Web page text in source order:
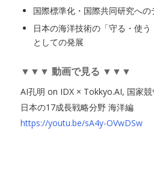
国際標準化・国際共同研究への
日本の海洋技術の「守る・使
としての発展
▼▼▼ 動画で見る ▼▼▼
AI孔明 on IDX × Tokkyo.AI, 国家
日本の17成長戦略分野 海洋編
https://youtu.be/sA4y-OVwDSw